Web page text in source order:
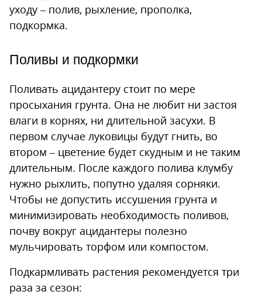
уходу – полив, рыхление, прополка,
подкормка.
Поливы и подкормки
Поливать ацидантеру стоит по мере
просыхания грунта. Она не любит ни застоя
влаги в корнях, ни длительной засухи. В
первом случае луковицы будут гнить, во
втором – цветение будет скудным и не таким
длительным. После каждого полива клумбу
нужно рыхлить, попутно удаляя сорняки.
Чтобы не допустить иссушения грунта и
минимизировать необходимость поливов,
почву вокруг ацидантеры полезно
мульчировать торфом или компостом.
Подкармливать растения рекомендуется три
раза за сезон: